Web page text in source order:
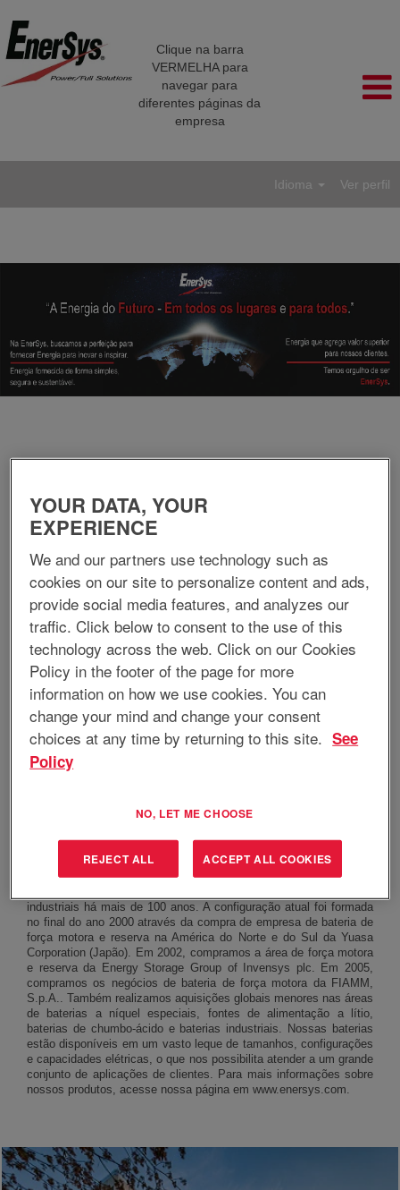
Clique na barra
VERMELHA para
navegar para
diferentes páginas da
empresa
Idioma Ver perfil
O que fazemos
A EnerSys é líder mundial em soluções de energia armazenada
para aplicações industriais. Complementamos nossa ampla linha
de sistemas de energia e força motora com um conjunto completo
de sistemas e serviços integrados. Com unidades de venda e
atendimento espalhadas por todo o mundo, a EnerSys está
comprometida em oferecer aos seus clientes os sistemas de
energia mais inovadores e da mais alta qualidade disponíveis.
Com sede nos Estados Unidos e filiais na Europa e Ásia, a
EnerSys emprega mais de dez mil profissionais e opera
instalações de montagem e fabricação em todo o mundo. A ampla
infraestrutura e mais de 100 anos de experiência com baterias
posiciona a EnerSys na vanguarda quando o assunto é
desenvolvimento de novos produtos e capacidade de manufatura.
História da empresa
industriais há mais de 100 anos. A configuração atual foi formada
no final do ano 2000 através da compra de empresa de bateria de
força motora e reserva na América do Norte e do Sul da Yuasa
Corporation (Japão). Em 2002, compramos a área de força motora
e reserva da Energy Storage Group of Invensys plc. Em 2005,
compramos os negócios de bateria de força motora da FIAMM,
S.p.A.. Também realizamos aquisições globais menores nas áreas
de baterias a níquel especiais, fontes de alimentação a lítio,
baterias de chumbo-ácido e baterias industriais. Nossas baterias
estão disponíveis em um vasto leque de tamanhos, configurações
e capacidades elétricas, o que nos possibilita atender a um grande
conjunto de aplicações de clientes. Para mais informações sobre
nossos produtos, acesse nossa página em www.enersys.com.
YOUR DATA, YOUR
EXPERIENCE
We and our partners use technology such as
cookies on our site to personalize content and ads,
provide social media features, and analyzes our
traffic. Click below to consent to the use of this
technology across the web. Click on our Cookies
Policy in the footer of the page for more
information on how we use cookies. You can
change your mind and change your consent
choices at any time by returning to this site. See
Policy
NO, LET ME CHOOSE
REJECT ALL ACCEPT ALL COOKIES